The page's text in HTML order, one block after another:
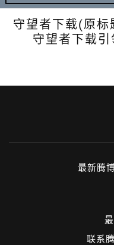
守望者下载(原标
守望者下载
最新腾
联系